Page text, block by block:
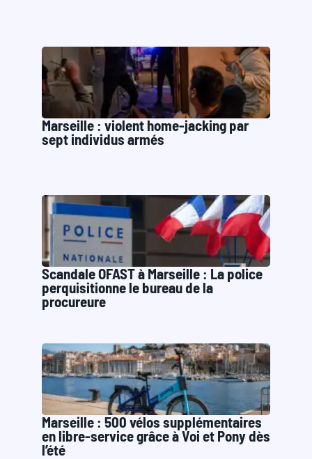
Marseille : violent home-jacking par
sept individus armés
Scandale OFAST à Marseille : La police
perquisitionne le bureau de la
procureure
Marseille : 500 vélos supplémentaires
en libre-service grâce à Voi et Pony dès
l’été